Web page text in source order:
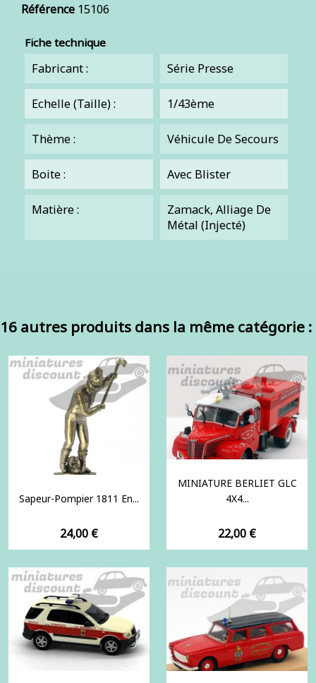
Référence 15106
Fiche technique
Fabricant : Série Presse
Echelle (Taille) : 1/43ème
Thème : Véhicule De Secours
Boite : Avec Blister
Matière :
Zamack, Alliage De
Métal (injecté)
16 autres produits dans la même catégorie :
Sapeur-Pompier 1811 En...
Prix
24,00 €
MINIATURE BERLIET GLC
4X4...
Prix
22,00 €